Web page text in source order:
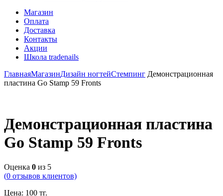
Магазин
Оплата
Доставка
Контакты
Акции
Школа tradenails
ГлавнаяМагазинДизайн ногтейСтемпинг Демонстрационная
пластина Go Stamp 59 Fronts
Демонстрационная пластина
Go Stamp 59 Fronts
Оценка 0 из 5
(0 отзывов клиентов)
Цена: 100 тг.